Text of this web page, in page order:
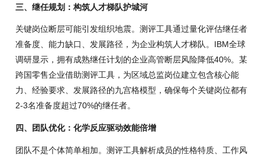
三、继任规划：构筑人才梯队护城河
关键岗位断层可能引发组织地震。测评工具通过量化评估继任者
准备度、能力缺口、发展路径，为企业构筑人才梯队。IBM全球
调研显示，拥有成熟继任计划的企业高管断层风险降低40%。某
跨国零售企业借助测评工具，为区域总监岗位建立包含核心能
力、经验要求、发展路径的九宫格模型，确保每个关键岗位都有
2-3名准备度超过70%的继任者。
四、团队优化：化学反应驱动效能倍增
团队不是个体简单相加。测评工具解析成员的性格特质、工作风